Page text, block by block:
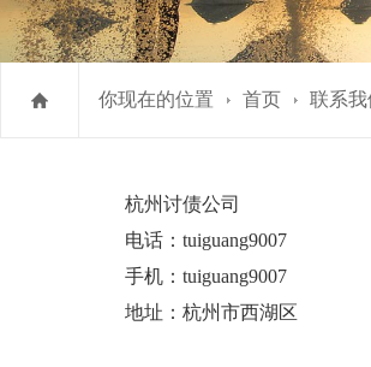
你现在的位置 首页 联系我
杭州讨债公司
电话：tuiguang9007
手机： tuiguang9007
地址：杭州市西湖区